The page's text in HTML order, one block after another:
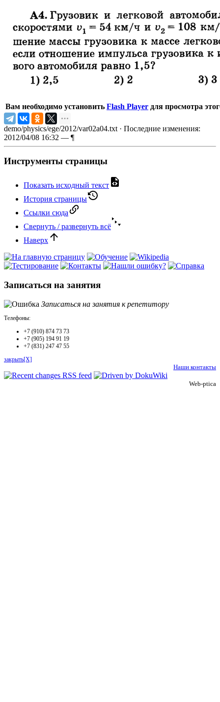
Вам необходимо установить Flash Player для просмотра
demo/physics/ege/2012/var02a04.txt · Последние изменения:
2012/04/08 16:32 — ¶
Инструменты страницы
Показать исходный текст
История страницы
Ссылки сюда
Свернуть / развернуть всё
Наверх
Записаться на занятия
Записаться на занятия к репетитору
Телефоны:
+7 (910) 874 73 73
+7 (905) 194 91 19
+7 (831) 247 47 55
закрыть[X]
Наши контакты
Web-ptica